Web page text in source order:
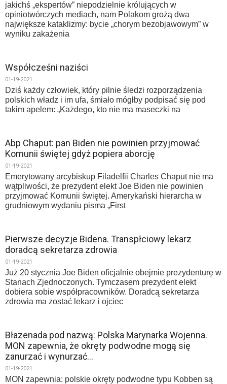
jakichś „ekspertów” niepodzielnie królujących w
opiniotwórczych mediach, nam Polakom grożą dwa
największe kataklizmy: bycie „chorym bezobjawowym” w
wyniku zakażenia
Współcześni naziści
01-19-2021
Dziś każdy człowiek, który pilnie śledzi rozporządzenia
polskich władz i im ufa, śmiało mógłby podpisać się pod
takim apelem: „Każdego, kto nie ma maseczki na
Abp Chaput: pan Biden nie powinien przyjmować
Komunii świętej gdyż popiera aborcję
01-19-2021
Emerytowany arcybiskup Filadelfii Charles Chaput nie ma
wątpliwości, że prezydent elekt Joe Biden nie powinien
przyjmować Komunii świętej. Amerykański hierarcha w
grudniowym wydaniu pisma „First
Pierwsze decyzje Bidena. Transpłciowy lekarz
doradcą sekretarza zdrowia
01-19-2021
Już 20 stycznia Joe Biden oficjalnie obejmie prezydenturę w
Stanach Zjednoczonych. Tymczasem prezydent elekt
dobiera sobie współpracowników. Doradcą sekretarza
zdrowia ma zostać lekarz i ojciec
Błazenada pod nazwą: Polska Marynarka Wojenna.
MON zapewnia, że okręty podwodne mogą się
zanurzać i wynurzać…
01-19-2021
MON zapewnia: polskie okręty podwodne typu Kobben są